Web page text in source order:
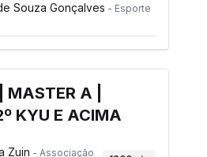
Souza Gonçalves - Esporte
A |
KYU E ACIMA
Zuin - Associação